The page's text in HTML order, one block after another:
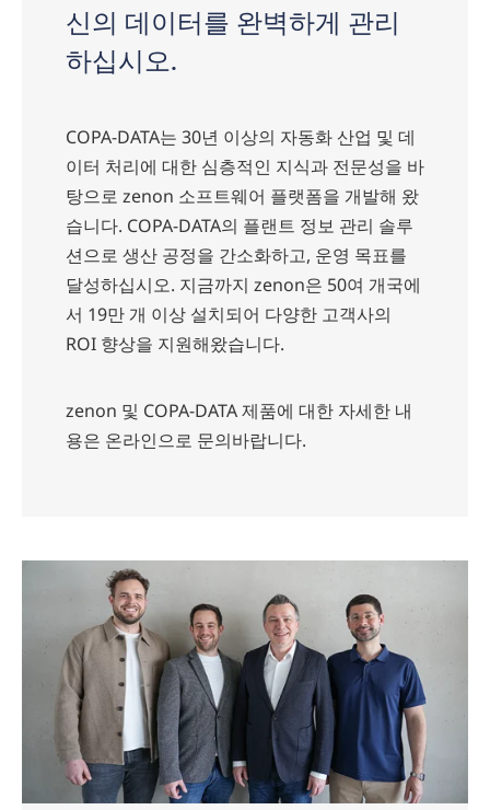
신의 데이터를 완벽하게 관리
하십시오.
COPA-DATA는 30년 이상의 자동화 산업 및 데
이터 처리에 대한 심층적인 지식과 전문성을 바
탕으로 zenon 소프트웨어 플랫폼을 개발해 왔
습니다. COPA-DATA의 플랜트 정보 관리 솔루
션으로 생산 공정을 간소화하고, 운영 목표를
달성하십시오. 지금까지 zenon은 50여 개국에
서 19만 개 이상 설치되어 다양한 고객사의
ROI 향상을 지원해왔습니다.
zenon 및 COPA-DATA제품에 대한 자세한 내
용은 온라인으로 문의바랍니다.